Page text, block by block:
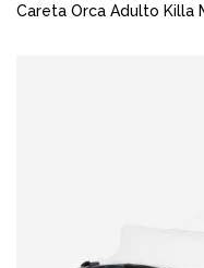
Careta Orca Adulto Killa